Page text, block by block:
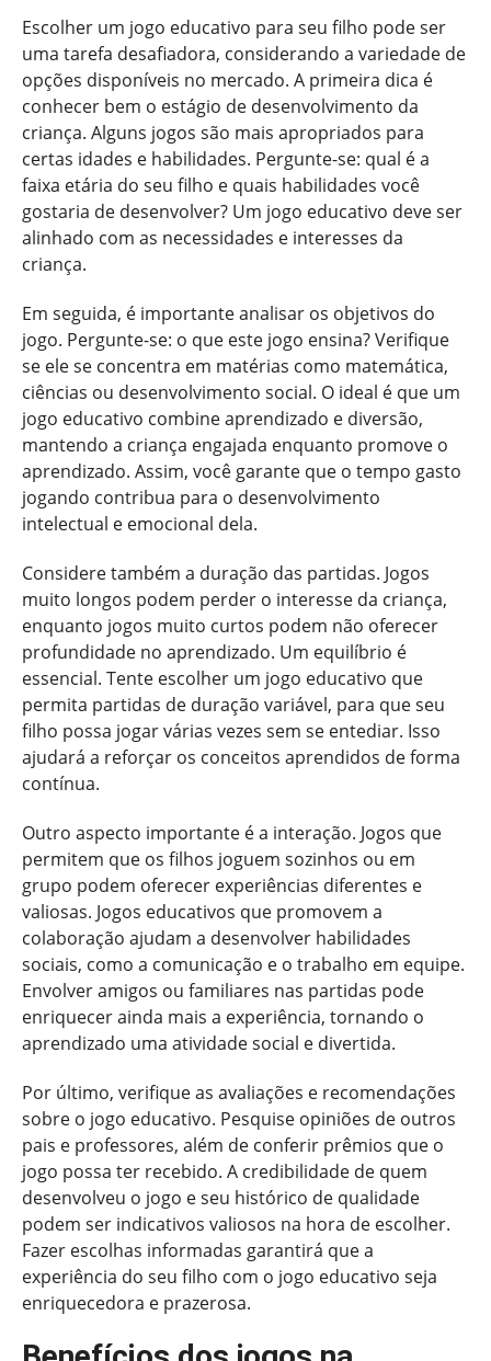
Escolher um jogo educativo para seu filho pode ser
uma tarefa desafiadora, considerando a variedade de
opções disponíveis no mercado. A primeira dica é
conhecer bem o estágio de desenvolvimento da
criança. Alguns jogos são mais apropriados para
certas idades e habilidades. Pergunte-se: qual é a
faixa etária do seu filho e quais habilidades você
gostaria de desenvolver? Um jogo educativo deve ser
alinhado com as necessidades e interesses da
criança.
Em seguida, é importante analisar os objetivos do
jogo. Pergunte-se: o que este jogo ensina? Verifique
se ele se concentra em matérias como matemática,
ciências ou desenvolvimento social. O ideal é que um
jogo educativo combine aprendizado e diversão,
mantendo a criança engajada enquanto promove o
aprendizado. Assim, você garante que o tempo gasto
jogando contribua para o desenvolvimento
intelectual e emocional dela.
Considere também a duração das partidas. Jogos
muito longos podem perder o interesse da criança,
enquanto jogos muito curtos podem não oferecer
profundidade no aprendizado. Um equilíbrio é
essencial. Tente escolher um jogo educativo que
permita partidas de duração variável, para que seu
filho possa jogar várias vezes sem se entediar. Isso
ajudará a reforçar os conceitos aprendidos de forma
contínua.
Outro aspecto importante é a interação. Jogos que
permitem que os filhos joguem sozinhos ou em
grupo podem oferecer experiências diferentes e
valiosas. Jogos educativos que promovem a
colaboração ajudam a desenvolver habilidades
sociais, como a comunicação e o trabalho em equipe.
Envolver amigos ou familiares nas partidas pode
enriquecer ainda mais a experiência, tornando o
aprendizado uma atividade social e divertida.
Por último, verifique as avaliações e recomendações
sobre o jogo educativo. Pesquise opiniões de outros
pais e professores, além de conferir prêmios que o
jogo possa ter recebido. A credibilidade de quem
desenvolveu o jogo e seu histórico de qualidade
podem ser indicativos valiosos na hora de escolher.
Fazer escolhas informadas garantirá que a
experiência do seu filho com o jogo educativo seja
enriquecedora e prazerosa.